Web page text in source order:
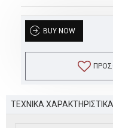
BUY NOW
ΤΕΧΝΙΚΑ ΧΑΡΑΚΤΗΡΙΣΤΙΚΑ